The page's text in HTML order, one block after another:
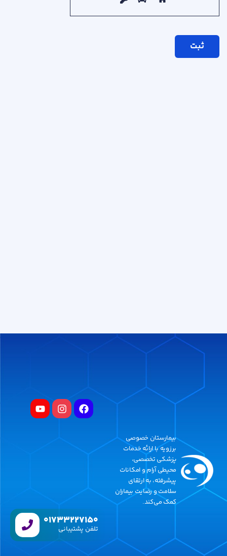
بیمارستان خصوصی
برزویه با ارائه خدمات
پزشکی تخصصی،
محیطی آرام و امکانات
پیشرفته، به ارتقای
سلامت و رضایت بیماران
کمک می‌کند.
01733227150
تلفن پشتیبانی